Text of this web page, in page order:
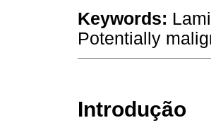
Keywords:
Potentially
Introdução